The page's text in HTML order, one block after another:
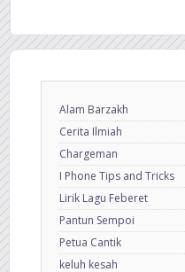
Alam Barzakh
Cerita Ilmiah
Chargeman
I Phone Tips and Tricks
Lirik Lagu Feberet
Pantun Sempoi
Petua Cantik
keluh kesah